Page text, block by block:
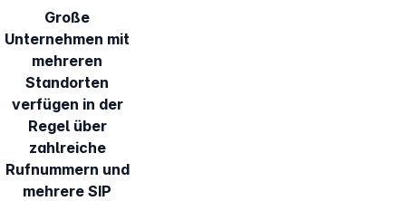
Große
Unternehmen mit
mehreren
Standorten
verfügen in der
Regel über
zahlreiche
Rufnummern und
mehrere SIP